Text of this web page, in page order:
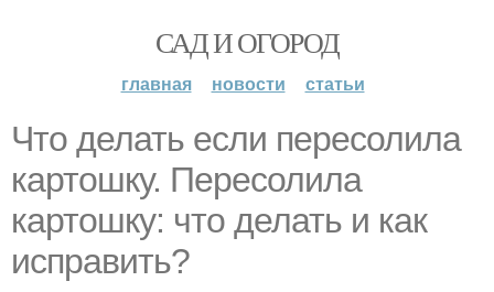
САД И ОГОРОД
главная новости статьи
Что делать если пересолила
картошку. Пересолила
картошку: что делать и как
исправить?